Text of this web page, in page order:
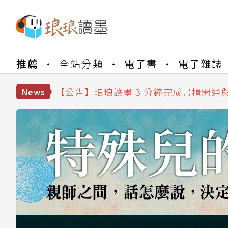
推薦 全站分類 電子書 電子雜誌
News
【公告】琅琅讀墨數位閱讀資產合併與
【公告】琅琅讀墨 3 分鐘完成書櫃開
【公告】琅琅讀墨數位閱讀資產合併與